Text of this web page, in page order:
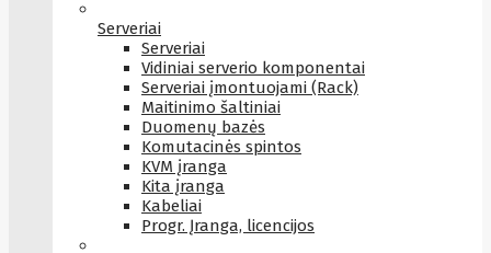
Serveriai
Serveriai
Vidiniai serverio komponentai
Serveriai įmontuojami (Rack)
Maitinimo šaltiniai
Duomenų bazės
Komutacinės spintos
KVM įranga
Kita įranga
Kabeliai
Progr. Įranga, licencijos